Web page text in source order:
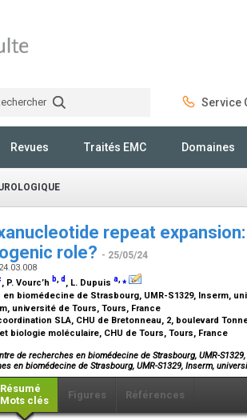
Service
Revues Traités EMC Domaines
repeat
role? - 25/05/24
, P. Vourc’h b,d , L. Dupuis a,⁎
biomédecine de Strasbourg, UMR-S1329, Inserm,
université de Tours, Tours, France
SLA, CHU de Bretonneau, 2, boulevard
biologie moléculaire, CHU de Tours, Tours, France
de recherches en biomédecine de Strasbourg, UMR-
en biomédecine de Strasbourg, UMR-S1329, Inserm,
Résumé
Mots clés
Figures Références